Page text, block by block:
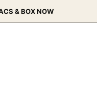
& BOX NOW